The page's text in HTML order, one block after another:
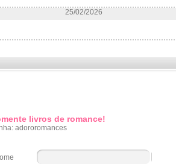
25/02/2026
livros de romance!
adororomances